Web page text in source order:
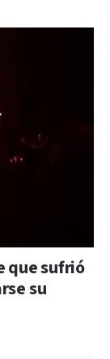
que sufrió
su